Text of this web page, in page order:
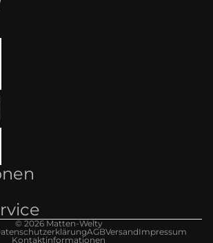
© 2026Matten-Welty
AGBVersandImpressum
Kontaktinformationen